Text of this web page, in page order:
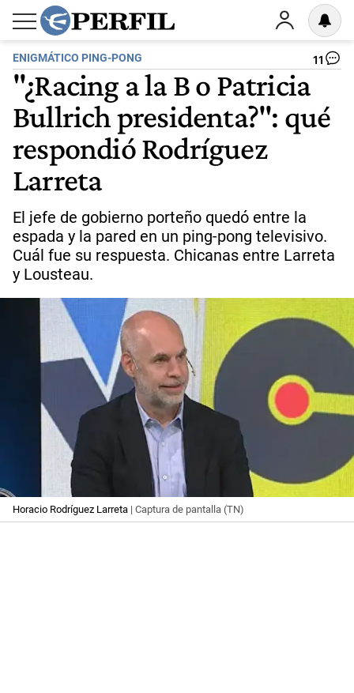
ENIGMÁTICO PING-PONG 11
"¿Racing a la B o Patricia
Bullrich presidenta?": qué
respondió Rodríguez
Larreta
El jefe de gobierno porteño quedó entre la
espada y la pared en un ping-pong televisivo.
Cuál fue su respuesta. Chicanas entre Larreta
y Lousteau.
Horacio Rodríguez Larreta | Captura de pantalla (TN)